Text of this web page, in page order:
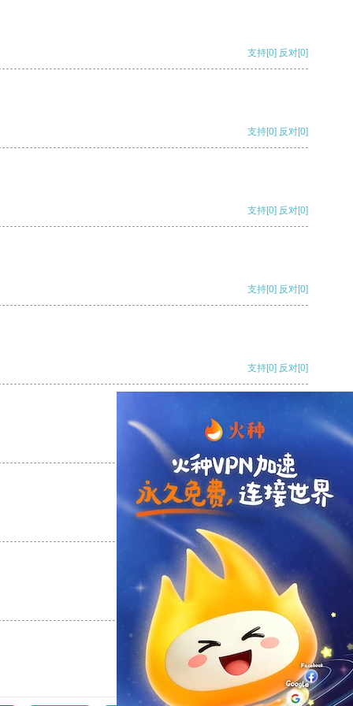
支持[0] 反对[0]
支持[0] 反对[0]
支持[0] 反对[0]
支持[0] 反对[0]
支持[0] 反对[0]
反对
反对[0]